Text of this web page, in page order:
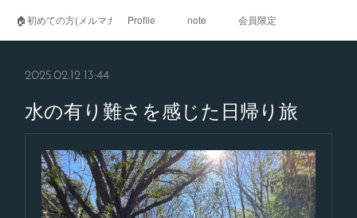
🏠初めての方(メルマガ登録)Profile note 会員限定
2025.02.12 13:44
水の有り難さを感じた日帰り旅